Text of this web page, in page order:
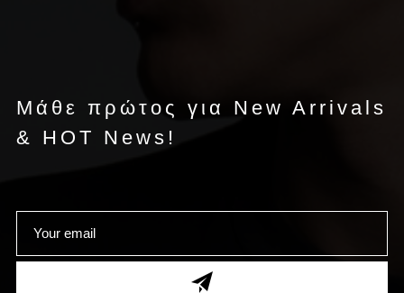
Μάθε πρώτος για New Arrivals
& HOT News!